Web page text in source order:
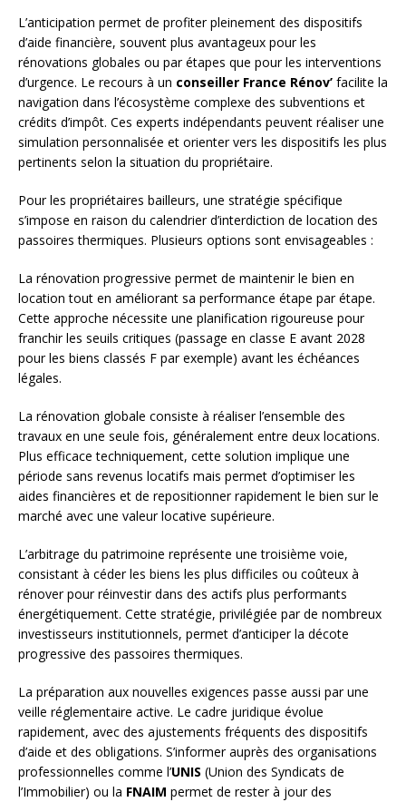
L’anticipation permet de profiter pleinement des dispositifs
d’aide financière, souvent plus avantageux pour les
rénovations globales ou par étapes que pour les interventions
d’urgence. Le recours à un conseiller France Rénov’ facilite la
navigation dans l’écosystème complexe des subventions et
crédits d’impôt. Ces experts indépendants peuvent réaliser une
simulation personnalisée et orienter vers les dispositifs les plus
pertinents selon la situation du propriétaire.
Pour les propriétaires bailleurs, une stratégie spécifique
s’impose en raison du calendrier d’interdiction de location des
passoires thermiques. Plusieurs options sont envisageables :
La rénovation progressive permet de maintenir le bien en
location tout en améliorant sa performance étape par étape.
Cette approche nécessite une planification rigoureuse pour
franchir les seuils critiques (passage en classe E avant 2028
pour les biens classés F par exemple) avant les échéances
légales.
La rénovation globale consiste à réaliser l’ensemble des
travaux en une seule fois, généralement entre deux locations.
Plus efficace techniquement, cette solution implique une
période sans revenus locatifs mais permet d’optimiser les
aides financières et de repositionner rapidement le bien sur le
marché avec une valeur locative supérieure.
L’arbitrage du patrimoine représente une troisième voie,
consistant à céder les biens les plus difficiles ou coûteux à
rénover pour réinvestir dans des actifs plus performants
énergétiquement. Cette stratégie, privilégiée par de nombreux
investisseurs institutionnels, permet d’anticiper la décote
progressive des passoires thermiques.
La préparation aux nouvelles exigences passe aussi par une
veille réglementaire active. Le cadre juridique évolue
rapidement, avec des ajustements fréquents des dispositifs
d’aide et des obligations. S’informer auprès des organisations
professionnelles comme l’UNIS (Union des Syndicats de
l’Immobilier) ou la FNAIM permet de rester à jour des